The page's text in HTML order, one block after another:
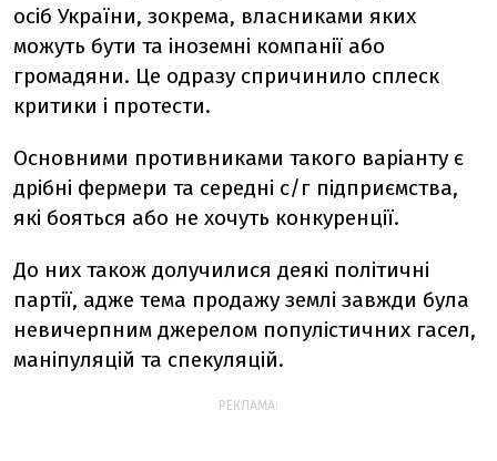
осіб України, зокрема, власниками яких
можуть бути та іноземні компанії або
громадяни. Це одразу спричинило сплеск
критики і протести.
Основними противниками такого варіанту є
дрібні фермери та середні с/г підприємства,
які бояться або не хочуть конкуренції.
До них також долучилися деякі політичні
партії, адже тема продажу землі завжди була
невичерпним джерелом популістичних гасел,
маніпуляцій та спекуляцій.
РЕКЛАМА: